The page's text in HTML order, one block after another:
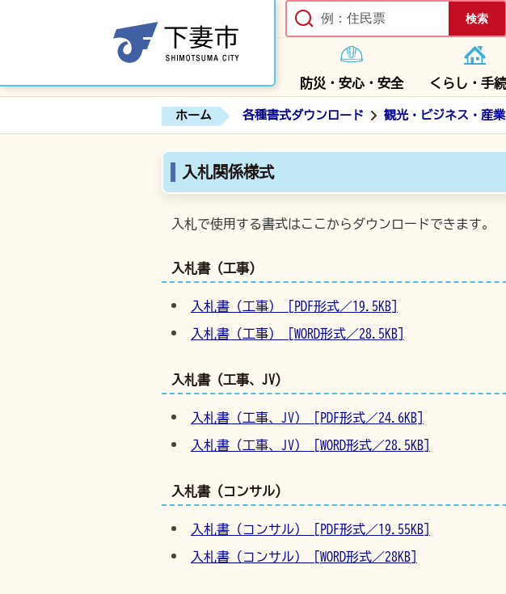
防災・安心・安全 くらし・手
ホーム 各種書式ダウンロード 観光・ビジネス・産業
入札関係様式
入札で使用する書式はここからダウンロードできます。
入札書（工事）
入札書（工事） [PDF形式／19.5KB]
入札書（工事） [WORD形式／28.5KB]
入札書（工事、JV）
入札書（工事、JV） [PDF形式／24.6KB]
入札書（工事、JV） [WORD形式／28.5KB]
入札書（コンサル）
入札書（コンサル） [PDF形式／19.55KB]
入札書（コンサル） [WORD形式／28KB]